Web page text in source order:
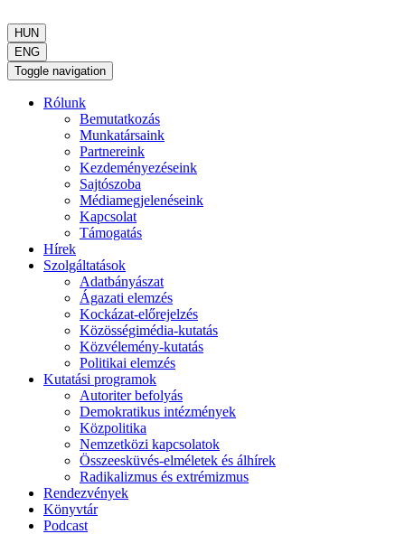
HUN
ENG
Toggle navigation
Rólunk
Bemutatkozás
Munkatársaink
Partnereink
Kezdeményezéseink
Sajtószoba
Médiamegjelenéseink
Kapcsolat
Támogatás
Hírek
Szolgáltatások
Adatbányászat
Ágazati elemzés
Kockázat-előrejelzés
Közösségimédia-kutatás
Közvélemény-kutatás
Politikai elemzés
Kutatási programok
Autoriter befolyás
Demokratikus intézmények
Közpolitika
Nemzetközi kapcsolatok
Összeesküvés-elméletek és álhírek
Radikalizmus és extrémizmus
Rendezvények
Könyvtár
Podcast